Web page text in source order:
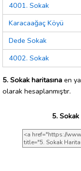
4001. Sokak
Karacaağaç Köyü
Dede Sokak
4002. Sokak
5. Sokak haritasına en
olarak hesaplanmıştır.
5. Sokak